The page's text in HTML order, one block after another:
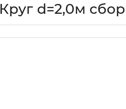
d=2,0м